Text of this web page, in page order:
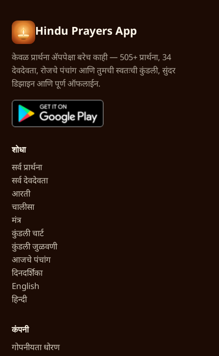
Hindu Prayers App
केवळ प्रार्थना अ‍ॅपपेक्षा बरेच काही — 505+ प्रार्थना, 34
देवदेवता, रोजचे पंचांग आणि तुमची स्वतःची कुंडली, सुंदर
डिझाइन आणि पूर्ण ऑफलाईन.
शोधा
सर्व प्रार्थना
सर्व देवदेवता
आरती
चालीसा
मंत्र
कुंडली चार्ट
कुंडली जुळवणी
आजचे पंचांग
दिनदर्शिका
English
हिन्दी
कंपनी
गोपनीयता धोरण